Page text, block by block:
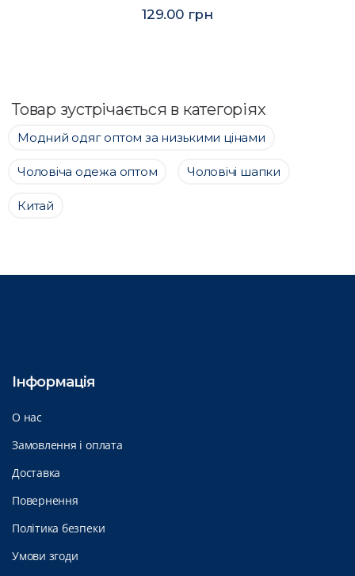
129.00 грн
Товар зустрічається в категоріях
Модний одяг оптом за низькими цінами
Чоловіча одежа оптом Чоловічі шапки
Китай
Інформація
О нас
Замовлення і оплата
Доставка
Повернення
Політика безпеки
Умови згоди